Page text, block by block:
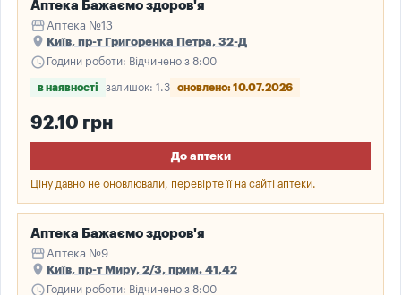
Аптека Бажаємо здоров'я
storefront Аптека №13
place Київ, пр-т Григоренка Петра, 32-Д
schedule Години роботи: Відчинено з 8:00
в наявності залишок: 1.3 оновлено: 10.07.2026
92.10 грн
До аптеки
Ціну давно не оновлювали, перевірте її на сайті аптеки.
Аптека Бажаємо здоров'я
storefront Аптека №9
place Київ, пр-т Миру, 2/3, прим. 41,42
schedule Години роботи: Відчинено з 8:00